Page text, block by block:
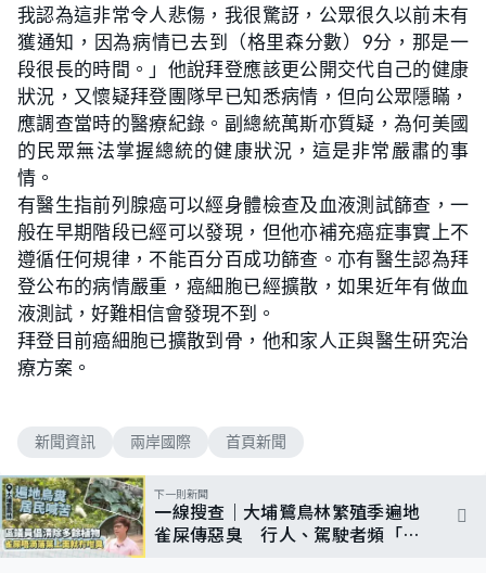
我認為這非常令人悲傷，我很驚訝，公眾很久以前未有
獲通知，因為病情已去到（格里森分數）9分，那是一
段很長的時間。」他說拜登應該更公開交代自己的健康
狀況，又懷疑拜登團隊早已知悉病情，但向公眾隱瞞，
應調查當時的醫療紀錄。副總統萬斯亦質疑，為何美國
的民眾無法掌握總統的健康狀況，這是非常嚴肅的事
情。
有醫生指前列腺癌可以經身體檢查及血液測試篩查，一
般在早期階段已經可以發現，但他亦補充癌症事實上不
遵循任何規律，不能百分百成功篩查。亦有醫生認為拜
登公布的病情嚴重，癌細胞已經擴散，如果近年有做血
液測試，好難相信會發現不到。
拜登目前癌細胞已擴散到骨，他和家人正與醫生研究治
療方案。
新聞資訊 兩岸國際 首頁新聞
下一則新聞
一線搜查｜大埔鷺鳥林繁殖季遍地
雀屎傳惡臭 行人、駕駛者頻「中